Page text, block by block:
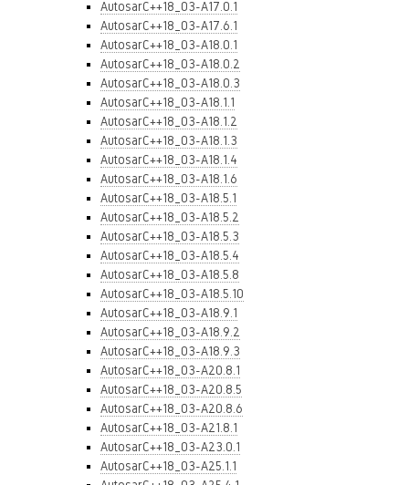
AutosarC++18_03-A17.0.1
AutosarC++18_03-A17.6.1
AutosarC++18_03-A18.0.1
AutosarC++18_03-A18.0.2
AutosarC++18_03-A18.0.3
AutosarC++18_03-A18.1.1
AutosarC++18_03-A18.1.2
AutosarC++18_03-A18.1.3
AutosarC++18_03-A18.1.4
AutosarC++18_03-A18.1.6
AutosarC++18_03-A18.5.1
AutosarC++18_03-A18.5.2
AutosarC++18_03-A18.5.3
AutosarC++18_03-A18.5.4
AutosarC++18_03-A18.5.8
AutosarC++18_03-A18.5.10
AutosarC++18_03-A18.9.1
AutosarC++18_03-A18.9.2
AutosarC++18_03-A18.9.3
AutosarC++18_03-A20.8.1
AutosarC++18_03-A20.8.5
AutosarC++18_03-A20.8.6
AutosarC++18_03-A21.8.1
AutosarC++18_03-A23.0.1
AutosarC++18_03-A25.1.1